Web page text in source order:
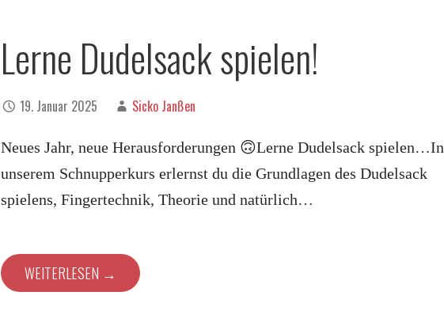
Lerne Dudelsack spielen!
19. Januar 2025 Sicko Janßen
Neues Jahr, neue Herausforderungen 🙃Lerne Dudelsack spielen…In
unserem Schnupperkurs erlernst du die Grundlagen des Dudelsack
spielens, Fingertechnik, Theorie und natürlich…
WEITERLESEN →